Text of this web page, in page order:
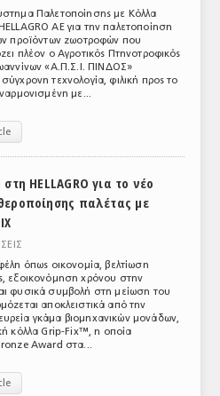
Παλετοποίησης με Κόλλα
AE για την παλετοποίηση
προϊόντων ζωοτροφών που
πλέον ο Αγροτικός Πτηνοτροφικός
«Α.Π.Σ.Ι. ΠΙΝΔΟΣ»
τεχνολογία, φιλική προς το
με...
HELLAGRO για το νέο
παλέτας με
όπως οικονομία, βελτίωση
εξοικονόμηση χρόνου στην
φυσικά συμβολή στη μείωση του
αποκλειστικά από την
γκάμα βιομηχανικών μονάδων,
κόλλα Grip-Fix™, η οποία
Award στα...